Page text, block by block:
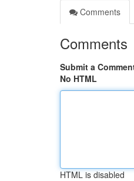
Comments
Comments
Submit a
No HTML
HTML is disabled